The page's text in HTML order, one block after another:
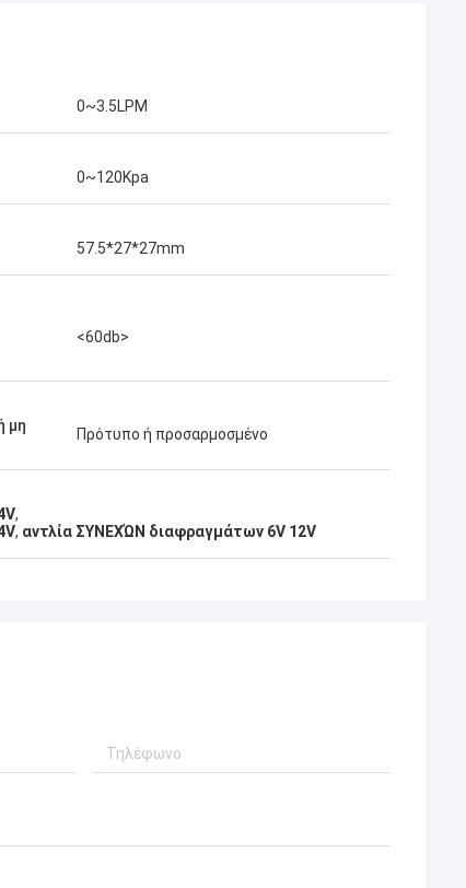
0~3.5LPM
0~120Kpa
57.5*27*27mm
<60db>
μη
Πρότυπο ή προσαρμοσμένο
,
, αντλία ΣΥΝΕΧΏΝ διαφραγμάτων 6V 12V